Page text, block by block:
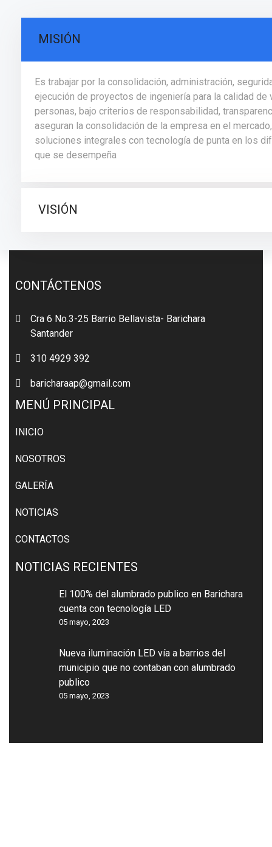
MISIÓN
Es trabajar por la consolidación, administración,
ejecución de proyectos de ingeniería para la calidad de
personas, bajo criterios de responsabilidad,
aseguran la consolidación de la empresa en el
soluciones integrales con tecnología de punta en los
que se desempeña
VISIÓN
CONTÁCTENOS
Cra 6 No.3-25 Barrio Bellavista- Barichara
Santander
310 4929 392
baricharaap@gmail.com
MENÚ PRINCIPAL
INICIO
NOSOTROS
GALERÍA
NOTICIAS
CONTACTOS
NOTICIAS RECIENTES
El 100% del alumbrado publico en Barichara
cuenta con tecnología LED
05 mayo, 2023
Nueva iluminación LED vía a barrios del
municipio que no contaban con alumbrado
publico
05 mayo, 2023